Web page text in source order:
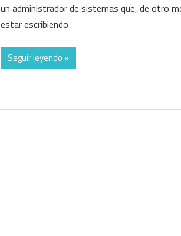
un administrador de sistemas que, de otro
estar escribiendo
Seguir leyendo »